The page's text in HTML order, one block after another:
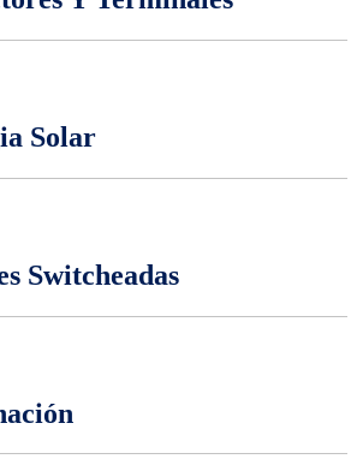
Solar
Switcheadas